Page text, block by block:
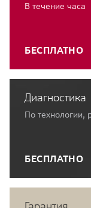
В течение часа
БЕСПЛАТНО
Диагностика
По технологии,
БЕСПЛАТНО